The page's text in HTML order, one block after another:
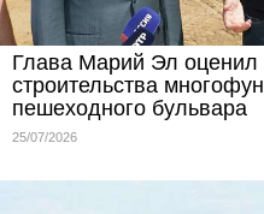
Глава Марий Эл оценил
строительства
пешеходного бульвара
25/07/2026